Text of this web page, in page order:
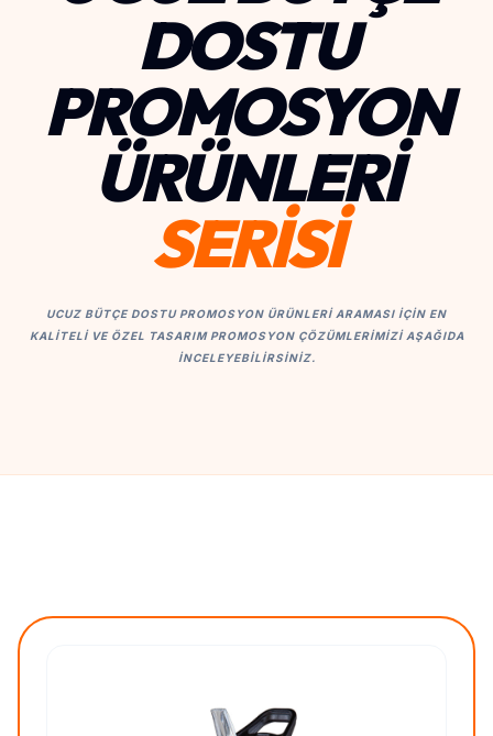
DOSTU
PROMOSYON
ÜRÜNLERI
SERİSİ
UCUZ BÜTÇE DOSTU PROMOSYON ÜRÜNLERI ARAMASI IÇIN EN
KALITELI VE ÖZEL TASARIM PROMOSYON ÇÖZÜMLERIMIZI AŞAĞIDA
INCELEYEBILIRSINIZ.